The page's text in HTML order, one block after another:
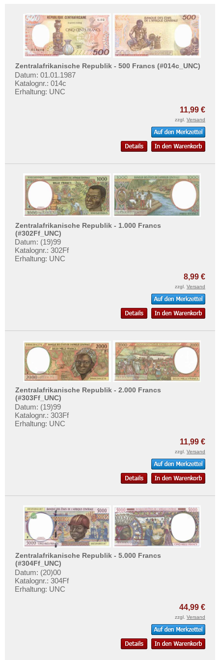
Banknotenbriefe
Kataloge
Aufbewahrung
Gutscheine
Ihre Bewertungen
Gratisbanknoten
FAQ
Mehr über...
Zahlungsbedingungen
Privatsphäre und Datenschutz
Zentralafrikanische Republik - 500 Francs (#014c_UNC)
Datum: 01.01.1987
Katalognr.: 014c
Erhaltung: UNC
11,99 €
zzgl. Versand
Zentralafrikanische Republik - 1.000 Francs
(#302Ff_UNC)
Datum: (19)99
Katalognr.: 302Ff
Erhaltung: UNC
8,99 €
zzgl. Versand
Zentralafrikanische Republik - 2.000 Francs
(#303Ff_UNC)
Datum: (19)99
Katalognr.: 303Ff
Erhaltung: UNC
11,99 €
zzgl. Versand
Zentralafrikanische Republik - 5.000 Francs
(#304Ff_UNC)
Datum: (20)00
Katalognr.: 304Ff
Erhaltung: UNC
44,99 €
zzgl. Versand